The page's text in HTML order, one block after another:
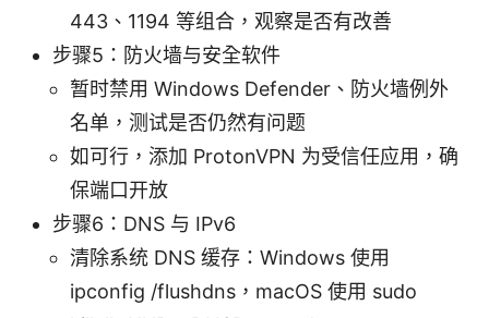
443、1194 等组合，观察是否有改善
步骤5：防火墙与安全软件
暂时禁用 Windows Defender、防火墙例外
名单，测试是否仍然有问题
如可行，添加 ProtonVPN 为受信任应用，确
保端口开放
步骤6：DNS 与 IPv6
清除系统 DNS 缓存：Windows 使用
ipconfig /flushdns，macOS 使用 sudo